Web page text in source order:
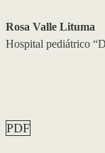
Rosa Valle Lituma
Hospital pediátrico
PDF